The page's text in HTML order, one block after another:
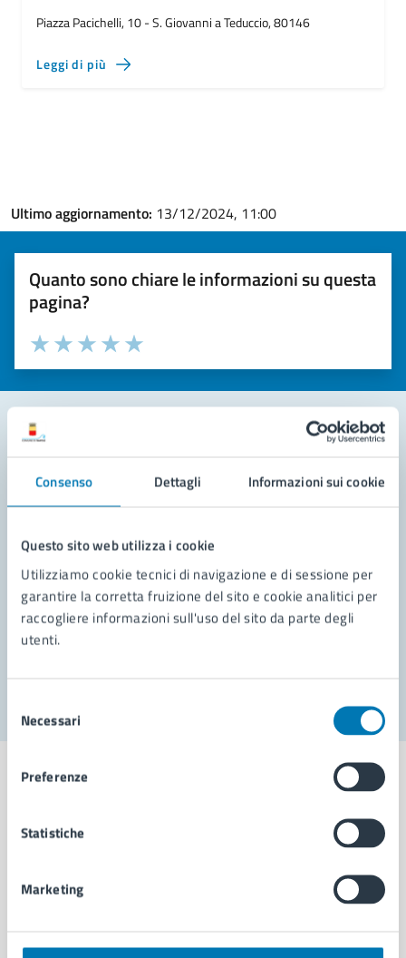
Consenso Dettagli Informazioni sui cookie
Questo sito web utilizza i cookie
Utilizziamo cookie tecnici di navigazione e di sessione per
garantire la corretta fruizione del sito e cookie analitici per
raccogliere informazioni sull'uso del sito da parte degli
utenti.
delNecessari
Preferenze
Statistiche
Marketing
Piazza Pacichelli, 10 - S. Giovanni a Teduccio, 80146
Leggi di più
Ultimo aggiornamento: 13/12/2024, 11:00
Quanto sono chiare le informazioni su questa
pagina?
Valuta la chiarezza delle informazioni (da 1 a 5 stelle)
Seleziona il numero di stelle per valutare la chiarezza delle
Valuta 5 stelle su 5
Valuta 4 stelle su 5
Valuta 3 stelle su 5
Valuta 2 stelle su 5
Valuta 1 stelle su 5
Leggi le domande frequenti
Richiedi assistenza
Prenota appuntamento
Problemi in città
Comune di Napoli
AMMINISTRAZIONE
Organi di governo